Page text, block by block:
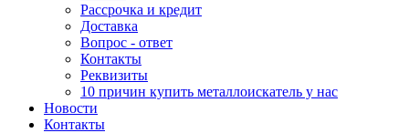
Рассрочка и кредит
Доставка
Вопрос - ответ
Контакты
Реквизиты
10 причин купить металлоискатель у нас
Новости
Контакты